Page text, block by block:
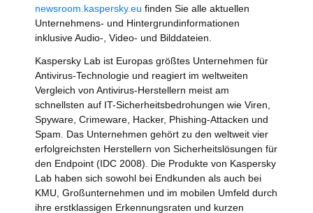
newsroom.kaspersky.eu finden Sie alle aktuellen
Unternehmens- und Hintergrundinformationen
inklusive Audio-, Video- und Bilddateien.
Kaspersky Lab ist Europas größtes Unternehmen für
Antivirus-Technologie und reagiert im weltweiten
Vergleich von Antivirus-Herstellern meist am
schnellsten auf IT-Sicherheitsbedrohungen wie Viren,
Spyware, Crimeware, Hacker, Phishing-Attacken und
Spam. Das Unternehmen gehört zu den weltweit vier
erfolgreichsten Herstellern von Sicherheitslösungen für
den Endpoint (IDC 2008). Die Produkte von Kaspersky
Lab haben sich sowohl bei Endkunden als auch bei
KMU, Großunternehmen und im mobilen Umfeld durch
ihre erstklassigen Erkennungsraten und kurzen